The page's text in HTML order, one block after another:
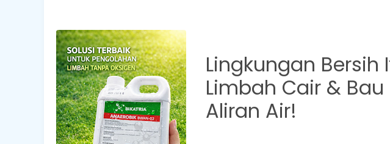
Lingkungan Bersih
Limbah Cair &
Aliran Air!